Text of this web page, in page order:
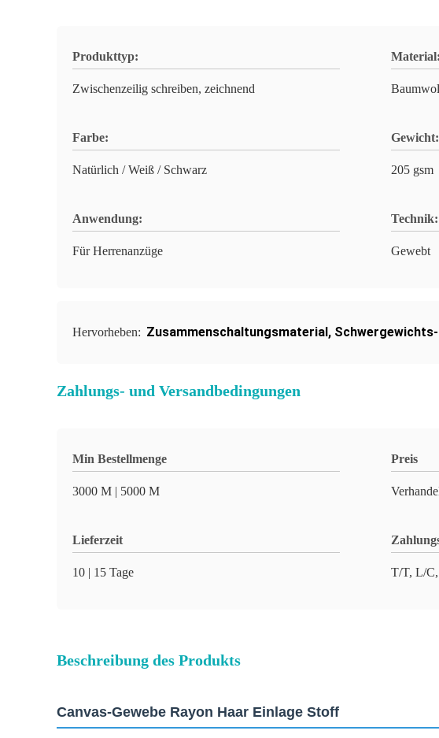
Produkttyp:
Zwischenzeilig schreiben, zeichnend
Material:
Farbe:
Natürlich / Weiß / Schwarz
Gewicht:
205 gsm
Anwendung:
Für Herrenanzüge
Technik:
Gewebt
Hervorheben: Zusammenschaltungsmaterial,
Zahlungs- und Versandbedingungen
Min Bestellmenge
3000 M | 5000 M
Preis
Lieferzeit
10 | 15 Tage T/T, L/
Beschreibung des Produkts
Canvas-Gewebe Rayon Haar Einlage Stoff